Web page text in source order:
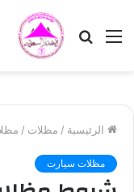
القائمة بحث
الرئيسية / مظلات /
مظلات سيارت